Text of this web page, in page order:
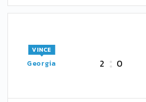
Georgia
VINCE
2 0